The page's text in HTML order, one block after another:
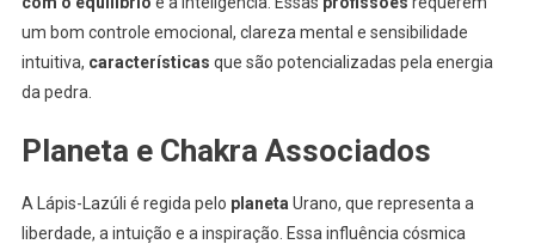
um bom controle emocional, clareza mental e sensibilidade
intuitiva, características que são potencializadas pela energia
da pedra.
Planeta e Chakra Associados
A Lápis-Lazúli é regida pelo planeta Urano, que representa a
liberdade, a intuição e a inspiração. Essa influência cósmica